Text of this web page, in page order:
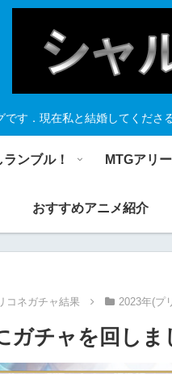
す．現在私と結婚してくだ
ンブル！ MTGアリ
おすすめアニメ紹介
コネガチャ結果 2023年(プ
チャを回しま